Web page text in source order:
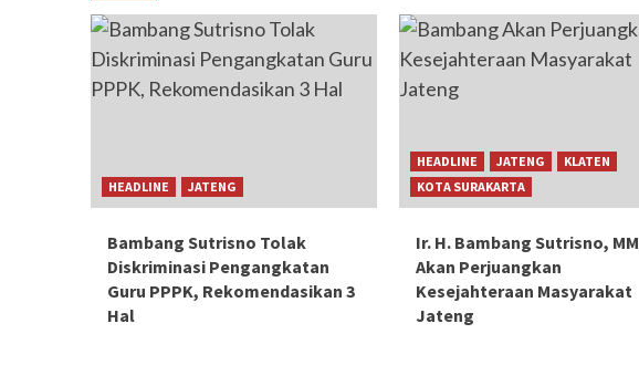
HEADLINE JATENG
Bambang Sutrisno Tolak
Diskriminasi Pengangkatan
Guru PPPK, Rekomendasikan 3
Hal
HEADLINE JATENG
KLATEN
KOTA SURAKARTA
Ir. H. Bambang Sutrisno, MM
Akan Perjuangkan
Kesejahteraan Masyarakat
Jateng